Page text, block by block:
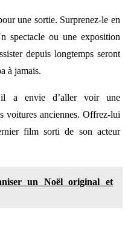
une sortie. Surprenez-le en
spectacle ou une exposition
depuis longtemps seront
à jamais.
a envie d’aller voir une
voitures anciennes. Offrez-lui
film sorti de son acteur
un Noël original et